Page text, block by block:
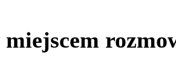
miejscem